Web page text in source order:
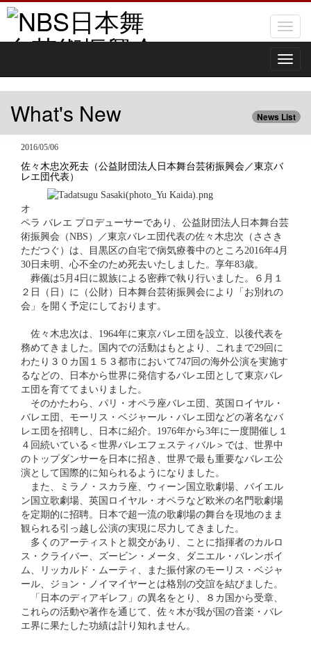
Toggle
Toggle
What's New News List
2016/05/06
佐々木忠次死去（公益財団法人日本舞台芸術振興会／東京バ
レエ団代表）
オ
ペラ バレエ プロデューサーであり、公益財団法人日本舞台芸
術振興会（NBS）／東京バレエ団代表の佐々木忠次（ささき
ただつぐ）は、目黒区の自宅で病気療養中のところ2016年4月
30日未明、心不全のため死去いたしました。享年83歳。
葬儀は5月4日に親族による密葬で執り行いました。６月１
２日（日）に（公財）日本舞台芸術振興会により「お別れの
会」を開く予定にしております。
佐々木忠次は、1964年に東京バレエ団を設立、以後代表を
務めてきました。国内での活動はもとより、これまで29回に
わたり３０カ国１５３都市において747回の海外公演を実施す
るなどの、日本から世界に発信するバレエ団として東京バレ
エ団を育ててまいりました。
そのかたわら、パリ・オペラ座バレエ団、英国ロイヤル・
バレエ団、モーリス・ベジャール・バレエ団などの著名なバ
レエ団を招聘し、日本に紹介。1976年から3年に一度開催し１
４回続いている＜世界バレエフェスティバル＞では、世界中
のトップダンサーを日本に招き、世界で最も重要なバレエ公
演として国際的に知られるようになりました。
また、ミラノ・スカラ座、ウィーン国立歌劇場、バイエル
ン国立歌劇場、英国ロイヤル・オペラなど欧米の名門歌劇場
を定期的に招聘。日本で超一流の歌劇場の舞台を現地のまま
観られる引っ越し公演の実現に尽力してきました。
多くのアーティストと親交があり、ことに指揮者のカルロ
ス・クライバー、ズービン・メータ、ダニエル・バレンボイ
ム、リッカルド・ムーティ、また振付家のモーリス・ベジャ
ール、ジョン・ノイマイヤーとは格別の交誼を結びました。
「日本のディアギレフ」の異名をとり、８カ国から受章、
これらの活動や著作を通じて、佐々木が我が国の音楽・バレ
エ界に果たした功績は計り知れません。